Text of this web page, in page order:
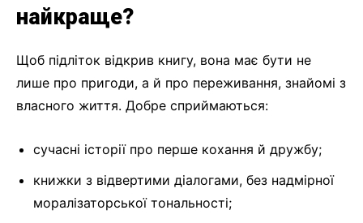
найкраще?
Щоб підліток відкрив книгу, вона має бути не
лише про пригоди, а й про переживання, знайомі з
власного життя. Добре сприймаються:
сучасні історії про перше кохання й дружбу;
книжки з відвертими діалогами, без надмірної
моралізаторської тональності;